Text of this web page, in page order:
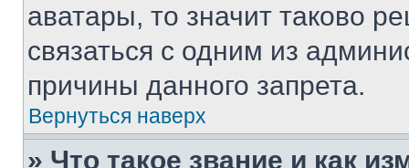
аватары, то значит таково
связаться с одним из
причины данного запрета.
Вернуться наверх
» Что такое звание и как